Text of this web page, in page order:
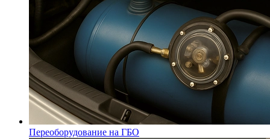
Переоборудование на ГБО